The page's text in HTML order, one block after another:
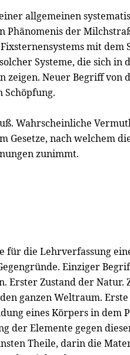
allgemeinen
Phänomenis der
mit dem
Systeme, die sich in
zeigen. Neuer Begriff von
Schöpfung.
Wahrscheinliche
Gesetze, nach welchem
zunimmt.
für die Lehrverfassung
Einziger
Erster Zustand der
ganzen Weltraum.
eines Körpers in dem
der Elemente gegen
Theile, darin die